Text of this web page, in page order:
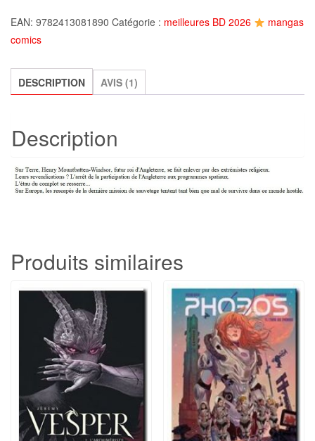
T03
-
mission
perdue,
et
Leo
EAN: 9782413081890 Catégorie : meilleures BD 2026
mangas
comics
DESCRIPTION AVIS (1)
Description
Produits similaires